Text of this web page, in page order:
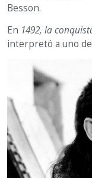
Besson.
En 1492, la
interpretó a uno